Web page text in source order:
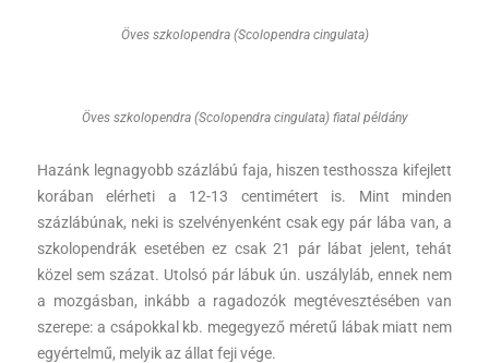
Öves szkolopendra (Scolopendra cingulata)
Öves szkolopendra (Scolopendra cingulata) fiatal példány
Hazánk legnagyobb százlábú faja, hiszen testhossza kifejlett
korában elérheti a 12-13 centimétert is. Mint minden
százlábúnak, neki is szelvényenként csak egy pár lába van, a
szkolopendrák esetében ez csak 21 pár lábat jelent, tehát
közel sem százat. Utolsó pár lábuk ún. uszályláb, ennek nem
a mozgásban, inkább a ragadozók megtévesztésében van
szerepe: a csápokkal kb. megegyező méretű lábak miatt nem
egyértelmű, melyik az állat feji vége.